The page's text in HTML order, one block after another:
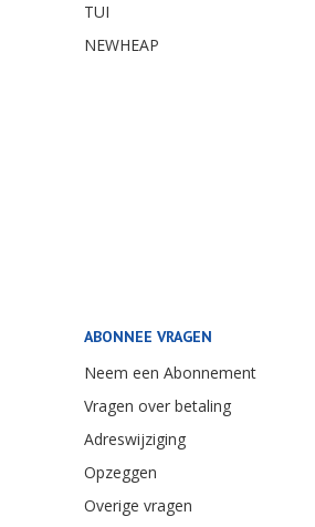
TUI
NEWHEAP
ABONNEE VRAGEN
Neem een Abonnement
Vragen over betaling
Adreswijziging
Opzeggen
Overige vragen